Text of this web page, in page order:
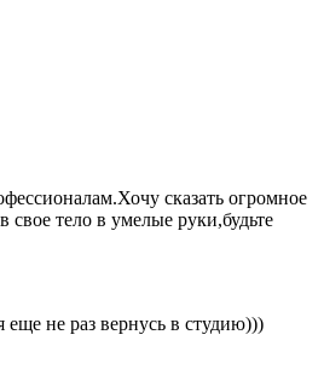
сказать огромное
тело в умелые руки,будьте
не раз вернусь в студию)))